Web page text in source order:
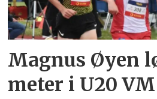
Magnus Øyen
meter i U20